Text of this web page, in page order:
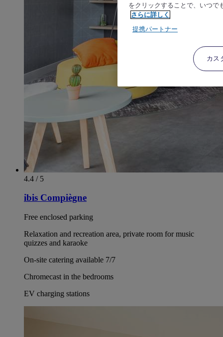
4.4 / 5
ibis Compiègne
Free enclosed parking
Relaxation and recreation area, private room for music
quizzes and karaoke
On-site catering available 7/7
Chromecast in the bedrooms
EV charging stations
をクリックすることで、いつで
さらに詳しく
提携パートナー
カス